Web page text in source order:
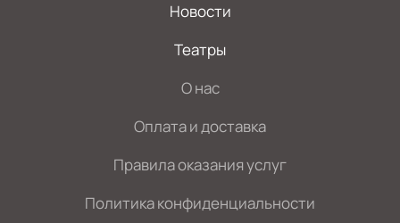
Новости
Театры
О нас
Оплата и доставка
Правила оказания услуг
Политика конфиденциальности